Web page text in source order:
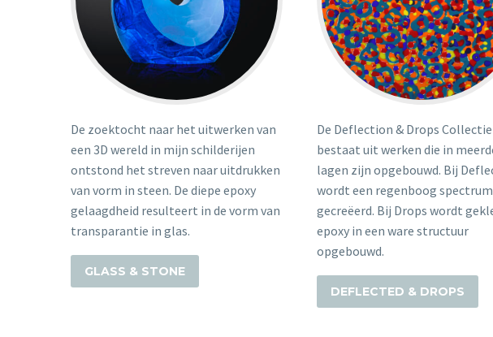
De zoektocht naar het uitwerken van
een 3D wereld in mijn schilderijen
ontstond het streven naar uitdrukken
van vorm in steen. De diepe epoxy
gelaagdheid resulteert in de vorm van
transparantie in glas.
GLASS & STONE
De Deflection & Drops Collectie
bestaat uit werken die in
lagen zijn opgebouwd. Bij
wordt een regenboog spectrum
gecreëerd. Bij Drops wordt
epoxy in een ware structuur
opgebouwd.
DEFLECTED & DROPS